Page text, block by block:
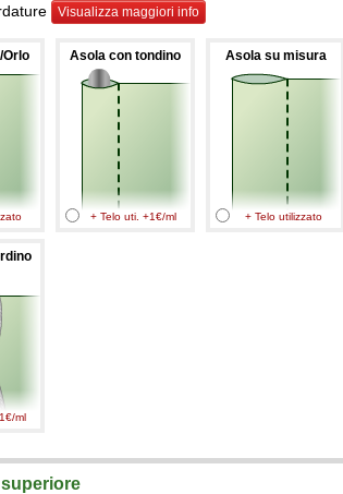
Visualizza maggiori info
Orlo Asola con tondino
+ Telo uti. +1€/ml
Asola su misura
+ Telo utilizzato
ml
superiore